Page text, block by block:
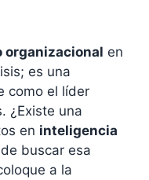
organizacional en
es una
como el líder
¿Existe una
en inteligencia
buscar esa
a la